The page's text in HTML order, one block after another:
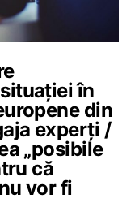
în
din
experți /
„posibile
că
vor fi